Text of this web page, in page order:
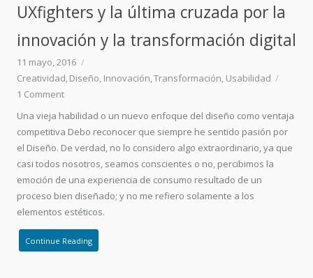
UXfighters y la última cruzada por la
innovación y la transformación digital
11 mayo, 2016
Creatividad Diseño Innovación Transformación Usabilidad
1 Comment
Una vieja habilidad o un nuevo enfoque del diseño como ventaja
competitiva Debo reconocer que siempre he sentido pasión por
el Diseño. De verdad, no lo considero algo extraordinario, ya que
casi todos nosotros, seamos conscientes o no, percibimos la
emoción de una experiencia de consumo resultado de un
proceso bien diseñado; y no me refiero solamente a los
elementos estéticos.
Continue Reading